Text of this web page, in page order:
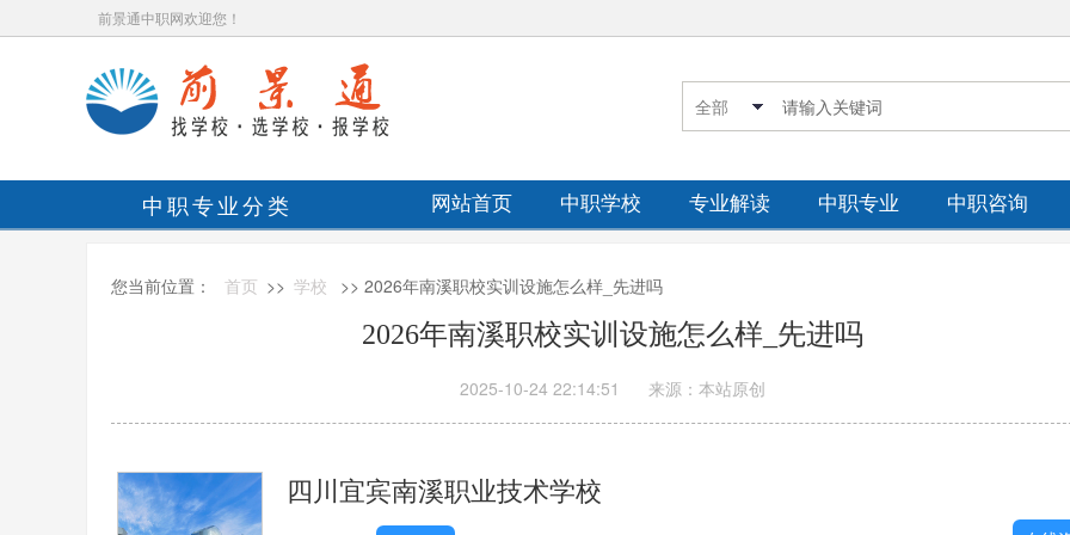
前景通中职网欢迎您！
中职专业分类 网站首页 中职学校 专业解读 中职专业 中职咨询
您当前位置： 首页 >> 学校 >> 2026年南溪职校实训设施怎么样_先进吗
2026年南溪职校实训设施怎么样_先进吗
2025-10-24 22:14:51 来源：本站原创
四川宜宾南溪职业技术学校